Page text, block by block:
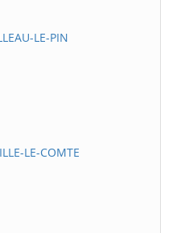
LE-PIN
LE-COMTE